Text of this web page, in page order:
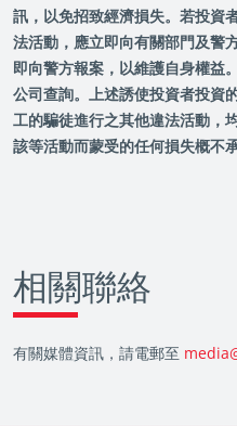
訊，以免招致經濟損失。若投資
法活動，應立即向有關部門及警
即向警方報案，以維護自身權益
公司查詢。上述誘使投資者投資
工的騙徒進行之其他違法活動，
該等活動而蒙受的任何損失概不
相關聯絡
有關媒體資訊，請電郵至